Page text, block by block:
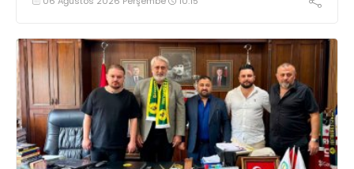
sporculara Kandıra'nın yöresel lezzeti mancarlı pide ve